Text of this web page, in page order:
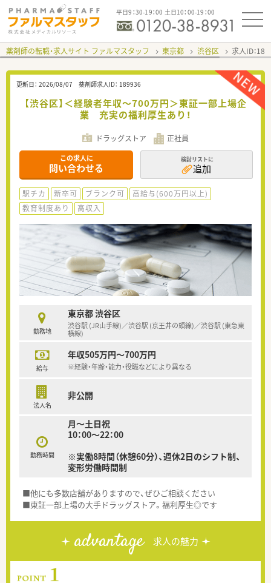
平日9：30-19：00 土日10：00-19：00
薬剤師の転職・求人サイト ファルマスタッフ 東京都 渋谷区 求人ID：
更新日： 2026/08/07 薬剤師求人ID： 189936
【渋谷区】＜経験者年収～700万円＞東証一部上場企
業 充実の福利厚生あり！
ドラッグストア 正社員
この求人に
問い合わせる
検討リストに
追加
駅チカ 新卒可 ブランク可
高給与(600万円以上)
教育制度あり
高収入
勤務地
東京都 渋谷区
渋谷駅 (JR山手線)／渋谷駅 (京王井の頭線)／渋谷駅 (東急東
横線)
給与
年収505万円～700万円
※経験・年齢・能力・役職などにより異なる
法人名
非公開
勤務時間
月～土日祝
10：00～22：00
※実働8時間（休憩60分）、週休2日のシフト制、
変形労働時間制
■他にも多数店舗がありますので、ぜひご相談ください
■東証一部上場の大手ドラッグストア。福利厚生◎です
advantage 求人の魅力